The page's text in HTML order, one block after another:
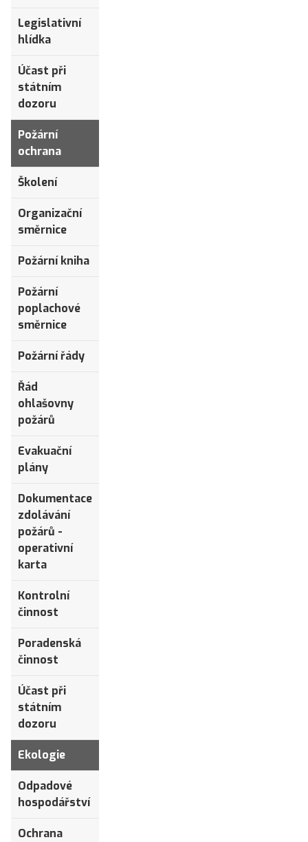
Legislativní
hlídka
Účast při
státním
dozoru
Požární
ochrana
Školení
Organizační
směrnice
Požární kniha
Požární
poplachové
směrnice
Požární řády
Řád
ohlašovny
požárů
Evakuační
plány
Dokumentace
zdolávání
požárů -
operativní
karta
Kontrolní
činnost
Poradenská
činnost
Účast při
státním
dozoru
Ekologie
Odpadové
hospodářství
Ochrana